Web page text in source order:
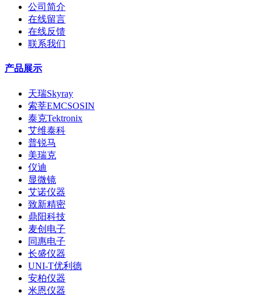
公司简介
在线留言
在线反馈
联系我们
产品展示
天瑞Skyray
索莘EMCSOSIN
泰克Tektronix
艾维泰科
普锐马
美瑞克
仪迪
显微镜
艾诺仪器
致新精密
鼎阳科技
麦创电子
同惠电子
长盛仪器
UNI-T优利德
安柏仪器
米恩仪器